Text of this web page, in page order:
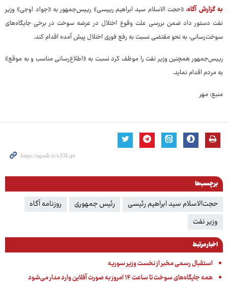
به گزارش آگاه: «حجت الاسلام سید ابراهیم رییسی» رییس‌جمهور به «جواد اوجی» وزیر
نفت دستور داد ضمن بررسی علت وقوع اختلال در عرضه سوخت در برخی جایگاه‌های
سوخت‌رسانی، به نحو مقتضی نسبت به رفع فوری اختلال پیش آمده اقدام کند.
رییس‌جمهور همچنین وزیر نفت را موظف کرد نسبت به «اطلاع‌رسانی مناسب و به موقع»
به مردم اقدام نماید.
منبع: مهر
برچسب‌ها
حجت‌الاسلام سید ابراهیم رئیسی رئیس جمهوری
روزنامه آگاه
وزیر نفت
اخبار مرتبط
استقبال رسمی مخبر از نخست وزیر سوریه
همه جایگاه‌های سوخت‌ تا ساعت ۱۴ امروز به صورت آفلاین وارد مدار می‌شود